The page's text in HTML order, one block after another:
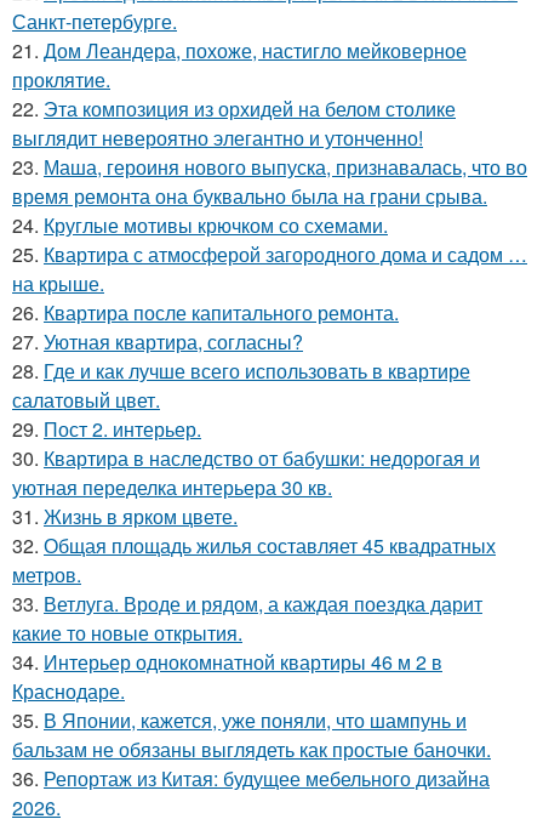
Санкт-петербурге.
21. Дом Леандера, похоже, настигло мейковерное
проклятие.
22. Эта композиция из орхидей на белом столике
выглядит невероятно элегантно и утонченно!
23. Маша, героиня нового выпуска, признавалась, что во
время ремонта она буквально была на грани срыва.
24. Круглые мотивы крючком со схемами.
25. Квартира с атмосферой загородного дома и садом …
на крыше.
26. Квартира после капитального ремонта.
27. Уютная квартира, согласны?
28. Где и как лучше всего использовать в квартире
салатовый цвет.
29. Пост 2. интерьер.
30. Квартира в наследство от бабушки: недорогая и
уютная переделка интерьера 30 кв.
31. Жизнь в ярком цвете.
32. Общая площадь жилья составляет 45 квадратных
метров.
33. Ветлуга. Вроде и рядом, а каждая поездка дарит
какие то новые открытия.
34. Интерьер однокомнатной квартиры 46 м 2 в
Краснодаре.
35. В Японии, кажется, уже поняли, что шампунь и
бальзам не обязаны выглядеть как простые баночки.
36. Репортаж из Китая: будущее мебельного дизайна
2026.